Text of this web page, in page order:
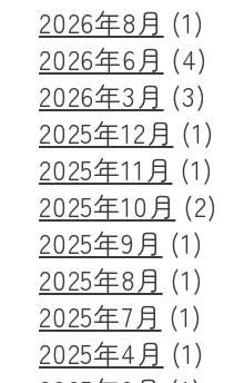
ー
シ
ョ
ン
2026年8月 (1)
2026年6月 (4)
2026年3月 (3)
2025年12月 (1)
2025年11月 (1)
2025年10月 (2)
2025年9月 (1)
2025年8月 (1)
2025年7月 (1)
2025年4月 (1)